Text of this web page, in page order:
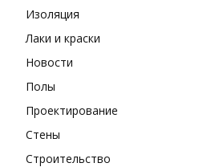
Изоляция
Лаки и краски
Новости
Полы
Проектирование
Стены
Строительство